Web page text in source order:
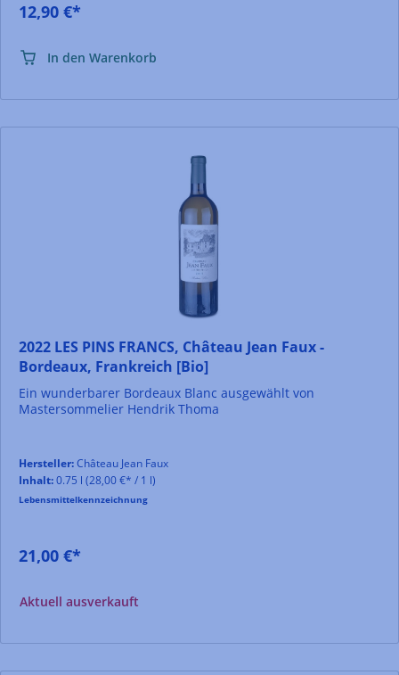
12,90 €*
In den Warenkorb
2022 LES PINS FRANCS, Château Jean Faux -
Bordeaux, Frankreich [Bio]
Ein wunderbarer Bordeaux Blanc ausgewählt von
Mastersommelier Hendrik Thoma
Hersteller:Château Jean Faux
Inhalt:0.75 l (28,00 €* / 1 l)
Lebensmittelkennzeichnung
21,00 €*
Aktuell ausverkauft